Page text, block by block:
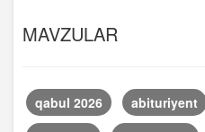
MAVZULAR
qabul 2026 abituriyent